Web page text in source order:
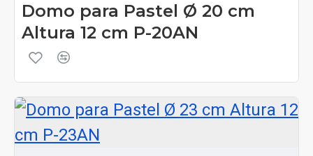
Domo para Pastel Ø 20 cm
Altura 12 cm P-20AN